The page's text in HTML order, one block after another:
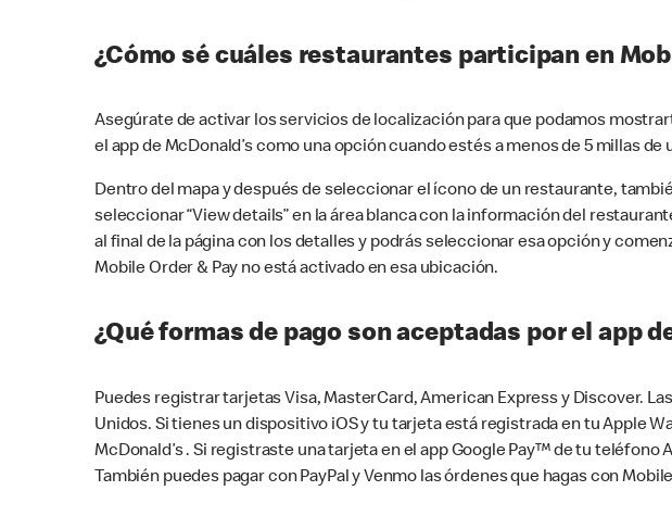
¿Cómo sé cuáles restaurantes participan en
Asegúrate de activar los servicios de localización para que podamos
el app de McDonald’s como una opción cuando estés a menos de 5 millas
Dentro del mapa y después de seleccionar el ícono de un restaurante,
seleccionar “View details” en la área blanca con la información del
al final de la página con los detalles y podrás seleccionar esa opción y
Mobile Order & Pay no está activado en esa ubicación.
¿Qué formas de pago son aceptadas por el app
Puedes registrar tarjetas Visa, MasterCard, American Express y Discover.
Unidos. Si tienes un dispositivo iOS y tu tarjeta está registrada en tu Apple
McDonald’s . Si registraste una tarjeta en el app Google Pay™ de tu
También puedes pagar con PayPal y Venmo las órdenes que hagas con